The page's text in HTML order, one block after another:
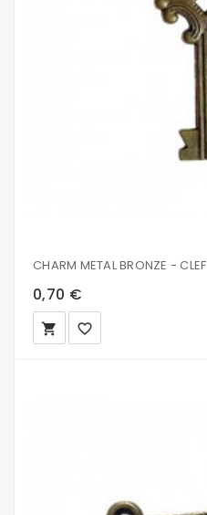
CHARM METAL BRONZE - CLEF
0,70 €
local_grocery_store favorite_border